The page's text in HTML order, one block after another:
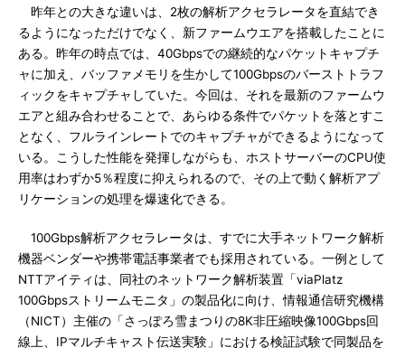
昨年との大きな違いは、2枚の解析アクセラレータを直結でき
るようになっただけでなく、新ファームウエアを搭載したことに
ある。昨年の時点では、40Gbpsでの継続的なパケットキャプチ
ャに加え、バッファメモリを生かして100Gbpsのバーストトラフ
ィックをキャプチャしていた。今回は、それを最新のファームウ
エアと組み合わせることで、あらゆる条件でパケットを落とすこ
となく、フルラインレートでのキャプチャができるようになって
いる。こうした性能を発揮しながらも、ホストサーバーのCPU使
用率はわずか5％程度に抑えられるので、その上で動く解析アプ
リケーションの処理を爆速化できる。
100Gbps解析アクセラレータは、すでに大手ネットワーク解析
機器ベンダーや携帯電話事業者でも採用されている。一例として
NTTアイティは、同社のネットワーク解析装置「viaPlatz
100Gbpsストリームモニタ」の製品化に向け、情報通信研究機構
（NICT）主催の「さっぽろ雪まつりの8K非圧縮映像100Gbps回
線上、IPマルチキャスト伝送実験」における検証試験で同製品を